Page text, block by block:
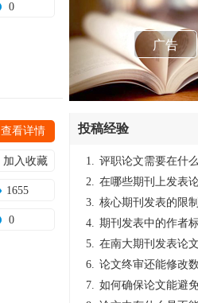
0
查看详情
加入收藏
1655
0
广告
投稿经验
1. 评职论文需要在什么期
2. 在哪些期刊上发表论文，对
3. 核心期刊发表的限
4. 期刊发表中的作者标识：重
5. 在南大期刊发表论文：一场知识探索与
6. 论文终审还能修改
7. 如何确保论文能避免被退回：关